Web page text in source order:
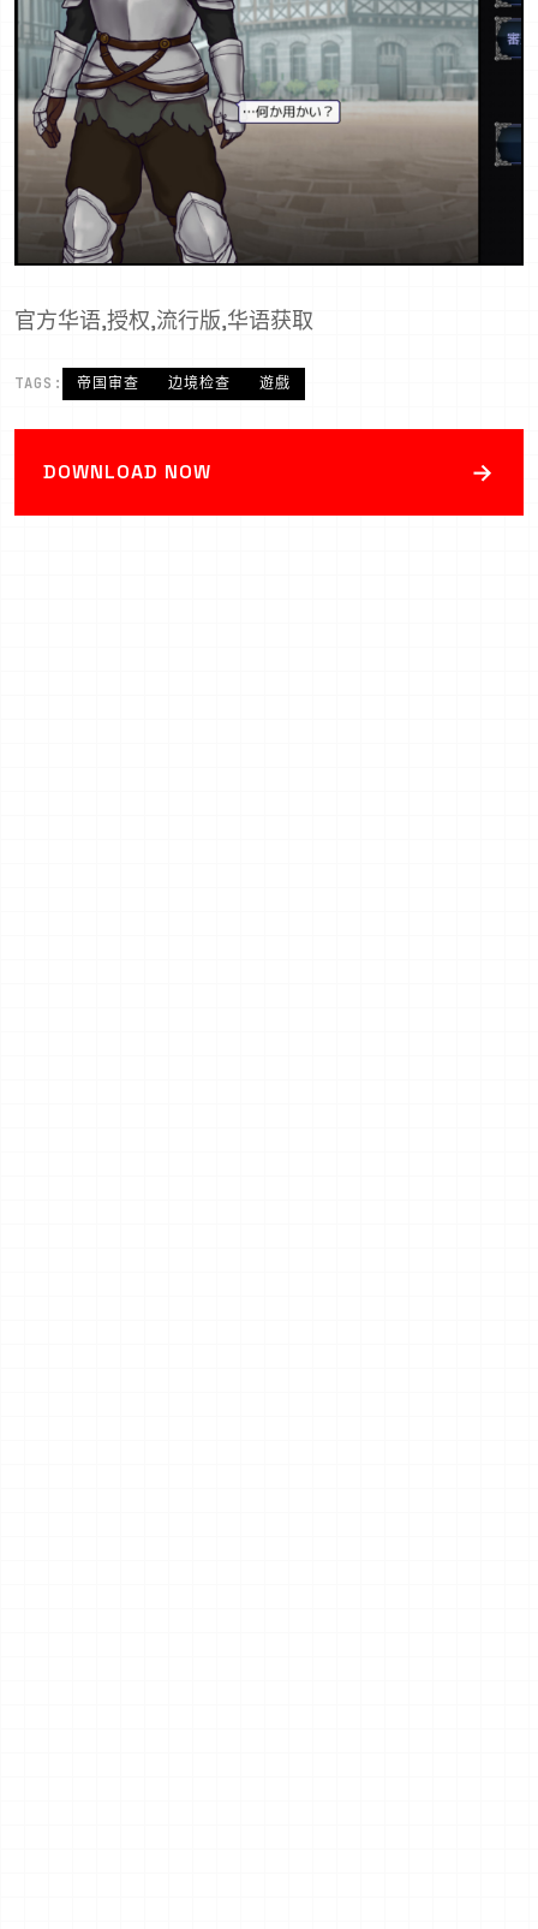
官方华语,授权,流行版,华语获取
TAGS: 帝国审查 边境检查 遊戲
DOWNLOAD NOW →